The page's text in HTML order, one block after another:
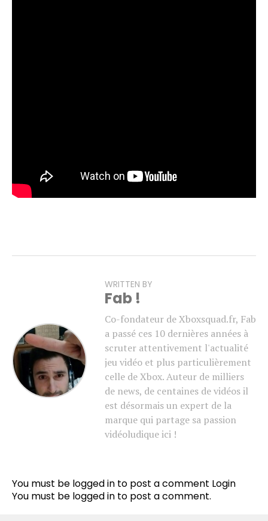
WRITTEN BY
Fab !
Co-fondateur de Xboxsquad.fr, Fab
a passé ces 10 dernières années à
scruter attentivement l'actualité
jeu vidéo et plus particulièrement
celle de Xbox. Auteur de milliers
de news, de centaines de vidéos il
est désormais un expert de la
marque qui partage sa passion
vidéoludique ici !
You must be logged in to post a comment Login
You must be logged in to post a comment.